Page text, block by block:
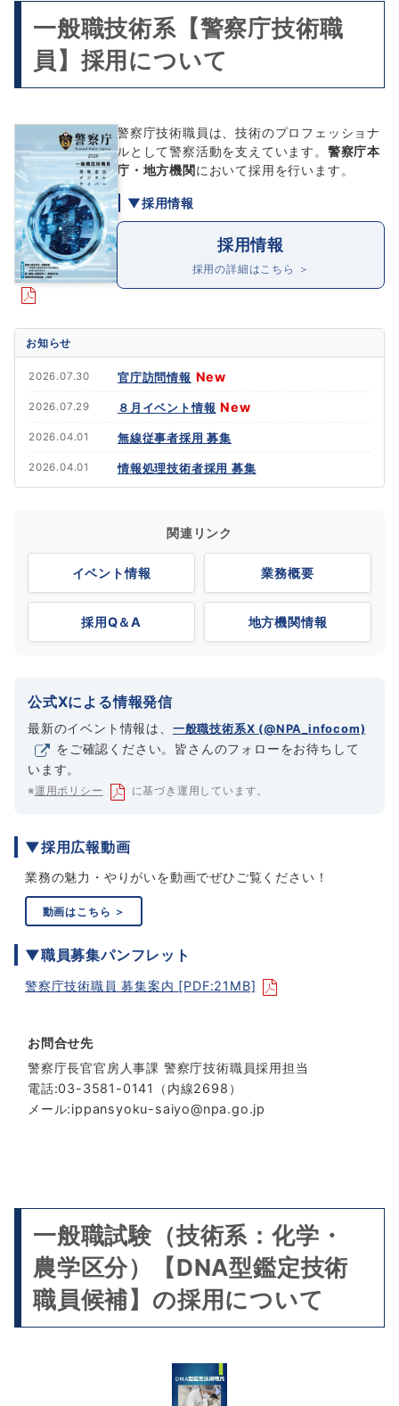
一般職技術系【警察庁技術職
員】採用について
警察庁技術職員は、技術のプロフェッショナ
ルとして警察活動を支えています。 警察庁本
庁・地方機関において採用を行います。
▼採用情報
採用情報
採用の詳細はこちら ＞
お知らせ
2026.07.30 官庁訪問情報 New
2026.07.29 ８月イベント情報 New
2026.04.01 無線従事者採用 募集
2026.04.01 情報処理技術者採用 募集
関連リンク
イベント情報 業務概要
採用Q＆A 地方機関情報
公式Xによる情報発信
最新のイベント情報は、 一般職技術系X (@NPA_infocom)
をご確認ください。皆さんのフォローをお待ちして
います。
※運用ポリシー に基づき運用しています。
▼採用広報動画
業務の魅力・やりがいを動画でぜひご覧ください！
動画はこちら ＞
▼職員募集パンフレット
警察庁技術職員 募集案内 [PDF:21MB]
お問合せ先
警察庁長官官房人事課 警察庁技術職員採用担当
電話:03-3581-0141（内線2698）
メール:ippansyoku-saiyo@npa.go.jp
一般職試験（技術系：化学・
農学区分）【DNA型鑑定技術
職員候補】の採用について